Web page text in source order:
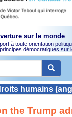
sur le monde
à toute orientation
démocratiques sur
humains
the Trump